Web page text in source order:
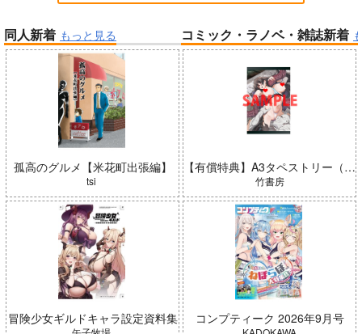
帝国機神ヴォルカミオン 2 ふかふかダンジョン攻略記 19
アイドルマスター ミリオンラ
イブ！ インゴクダンチ
黄泉のツガイ
「ポケモン feat. 初音ミク VO
LTAGE Live！」Blu-ray特装
盤
同人新着 もっと見る
孤高のグルメ【米花町出張編】
tsi
冒険少女ギルドキャラ設定資料集
コミック・ラノベ・雑誌新着
【有償特典】A3タペストリー（ガールズゾンビパーティー 5）
竹書房
コンプティーク 2026年9月号